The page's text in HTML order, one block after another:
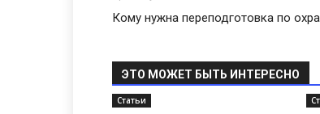
Кому нужна переподготовка по
ЭТО МОЖЕТ БЫТЬ ИНТЕРЕСНО
Статьи